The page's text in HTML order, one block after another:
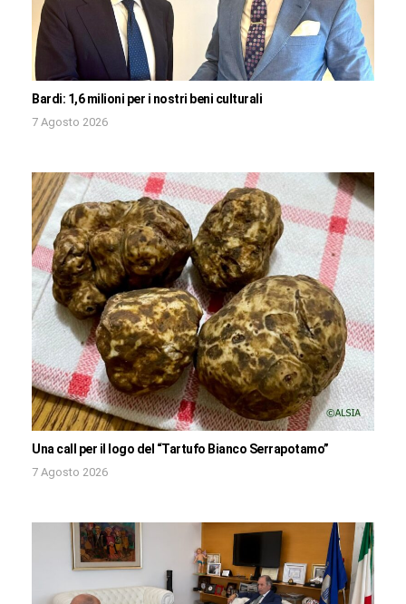
Bardi: 1,6 milioni per i nostri beni culturali
7 Agosto 2026
Una call per il logo del “Tartufo Bianco Serrapotamo”
7 Agosto 2026